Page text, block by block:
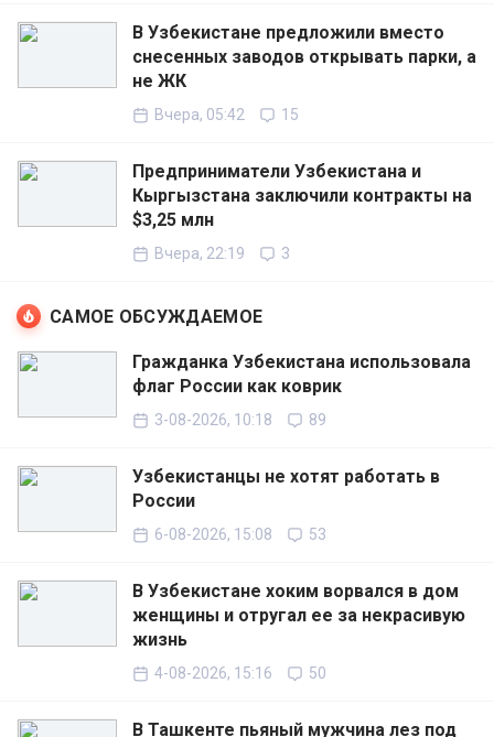
В Узбекистане предложили вместо
снесенных заводов открывать парки, а
не ЖК
Вчера, 05:42 15
Предприниматели Узбекистана и
Кыргызстана заключили контракты на
$3,25 млн
Вчера, 22:19 3
САМОЕ ОБСУЖДАЕМОЕ
Гражданка Узбекистана использовала
флаг России как коврик
3-08-2026, 10:18 89
Узбекистанцы не хотят работать в
России
6-08-2026, 15:08 53
В Узбекистане хоким ворвался в дом
женщины и отругал ее за некрасивую
жизнь
4-08-2026, 15:16 50
В Ташкенте пьяный мужчина лез под